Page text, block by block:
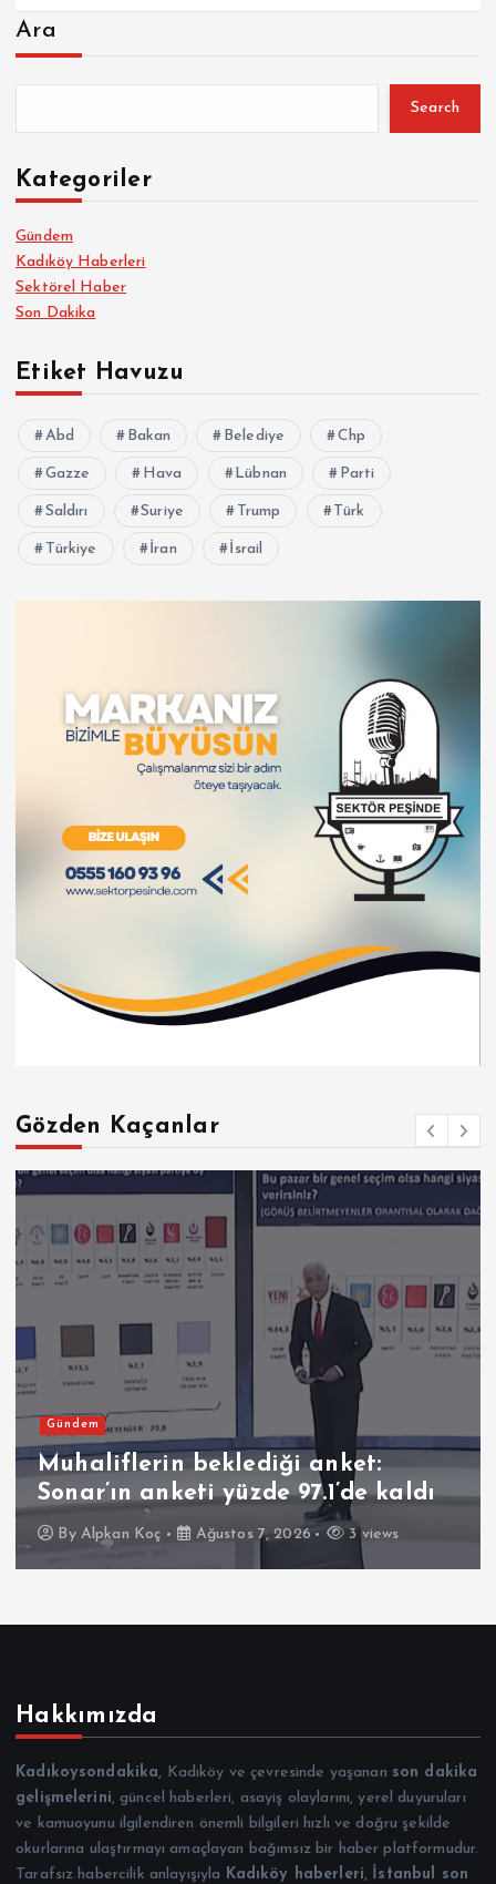
Ara
Search
Kategoriler
Gündem
Kadıköy Haberleri
Sektörel Haber
Son Dakika
Etiket Havuzu
Abd Bakan Belediye Chp
Gazze Hava Lübnan Parti
Saldırı Suriye Trump Türk
Türkiye İran İsrail
Gözden Kaçanlar
Gündem
Muhaliflerin beklediği anket:
Sonar’ın anketi yüzde 97.1’de kaldı
By Alpkan Koç Ağustos 7, 2026 3 views
Hakkımızda
Kadıkoysondakika, Kadıköy ve çevresinde yaşanan son dakika
gelişmelerini, güncel haberleri, asayiş olaylarını, yerel duyuruları
ve kamuoyunu ilgilendiren önemli bilgileri hızlı ve doğru şekilde
okurlarına ulaştırmayı amaçlayan bağımsız bir haber platformudur.
Tarafsız habercilik anlayışıyla Kadıköy haberleri,
İstanbul son